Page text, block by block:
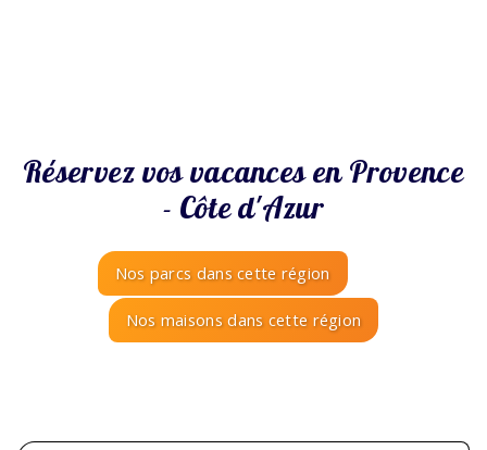
Réservez vos vacances en Provence
- Côte d'Azur
Nos parcs dans cette région
Nos maisons dans cette région